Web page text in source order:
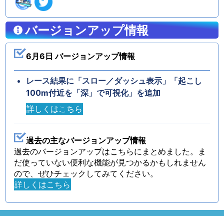
バージョンアップ情報
6月6日 バージョンアップ情報
レース結果に「スロー／ダッシュ表示」「起こし
100m付近を「深」で可視化」を追加
詳しくはこちら
過去の主なバージョンアップ情報
過去のバージョンアップはこちらにまとめました。ま
だ使っていない便利な機能が見つかるかもしれません
ので、ぜひチェックしてみてください。
詳しくはこちら